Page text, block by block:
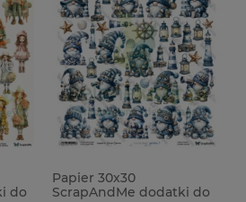
do
Papier 30x30
ScrapAndMe dodatki do